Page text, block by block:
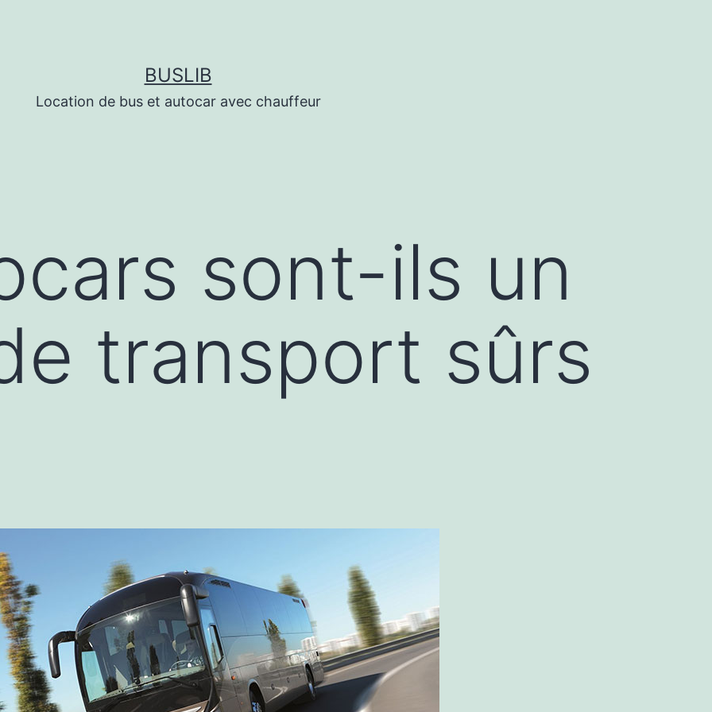
BUSLIB
Location de bus et autocar avec chauffeur
sont-ils un
transport sûrs